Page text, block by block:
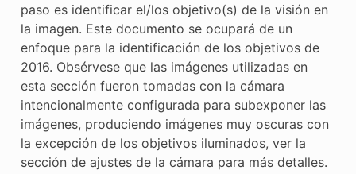
paso es identificar el/los objetivo(s) de la visión en
la imagen. Este documento se ocupará de un
enfoque para la identificación de los objetivos de
2016. Obsérvese que las imágenes utilizadas en
esta sección fueron tomadas con la cámara
intencionalmente configurada para subexponer las
imágenes, produciendo imágenes muy oscuras con
la excepción de los objetivos iluminados, ver la
sección de ajustes de la cámara para más detalles.